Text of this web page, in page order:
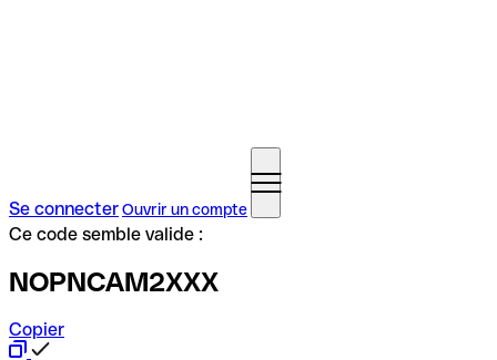
Se connecterOuvrir un compte
Ce code semble valide :
NOPNCAM2XXX
Copier